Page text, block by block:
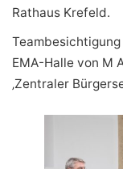
Rathaus Krefeld.
EMA-Halle von M
‚Zentraler